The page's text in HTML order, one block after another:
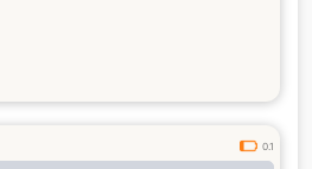
0.1